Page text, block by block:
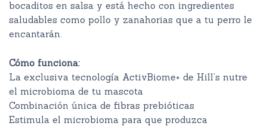
bocaditos en salsa y está hecho con ingredientes
saludables como pollo y zanahorias que a tu perro le
encantarán.
Cómo funciona:
La exclusiva tecnología ActivBiome+ de Hill’s nutre
el microbioma de tu mascota
Combinación única de fibras prebióticas
Estimula el microbioma para que produzca